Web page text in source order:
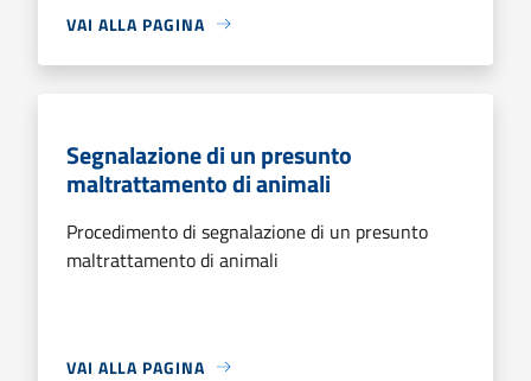
VAI ALLA PAGINA
Segnalazione di un presunto
maltrattamento di animali
Procedimento di segnalazione di un presunto
maltrattamento di animali
VAI ALLA PAGINA